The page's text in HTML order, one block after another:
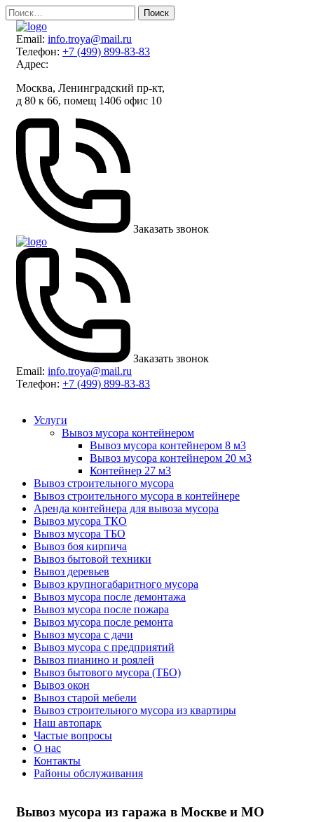
Skip
to
content
Найти:
Email: info.troya@mail.ru
Телефон: +7 (499) 899-83-83
Адрес:
Москва, Ленинградский пр-кт,
д 80 к 66, помещ 1406 офис 10
Заказать звонок
Заказать звонок
Email: info.troya@mail.ru
Телефон: +7 (499) 899-83-83
Услуги
Вывоз мусора контейнером
Вывоз мусора контейнером 8 м3
Вывоз мусора контейнером 20 м3
Контейнер 27 м3
Вывоз строительного мусора
Вывоз строительного мусора в контейнере
Аренда контейнера для вывоза мусора
Вывоз мусора ТКО
Вывоз мусора ТБО
Вывоз боя кирпича
Вывоз бытовой техники
Вывоз деревьев
Вывоз крупногабаритного мусора
Вывоз мусора после демонтажа
Вывоз мусора после пожара
Вывоз мусора после ремонта
Вывоз мусора с дачи
Вывоз мусора с предприятий
Вывоз пианино и роялей
Вывоз бытового мусора (ТБО)
Вывоз окон
Вывоз старой мебели
Вывоз строительного мусора из квартиры
Наш автопарк
Частые вопросы
О нас
Контакты
Районы обслуживания
Вывоз мусора из гаража в Москве и МО